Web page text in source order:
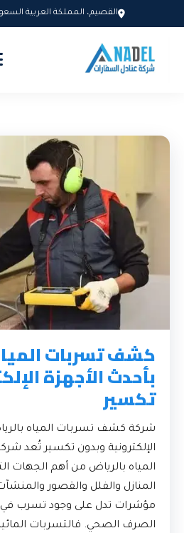
القصيم، المملكة العربية
كشف تسربات
بأحدث الأجهزة
تكسير
شركة كشف تسربات المياه
الإلكترونية وبدون تكسير تُعد
المياه بالرياض من أهم الجهات
المنازل والفلل والقصور
مؤشرات تدل على وجود تسرب في
الصرف الصحي. فالتسربات